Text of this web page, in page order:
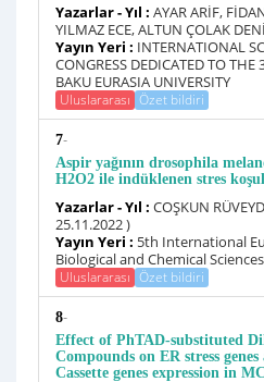
Yazarlar - Yıl : AYAR ARİF,
YILMAZ ECE, ALTUN ÇOLAK
Yayın Yeri : INTERNATIONAL
CONGRESS DEDICATED TO
BAKU EURASIA UNIVERSITY
Uluslararası Özet bildiri
7-
Aspir yağının drosophila
H2O2 ile indüklenen stres
Yazarlar - Yıl : COŞKUN
25.11.2022 )
Yayın Yeri : 5th International
Biological and Chemical
Uluslararası Özet bildiri
8-
Effect of PhTAD-substituted
Compounds on ER stress
Cassette genes expression in